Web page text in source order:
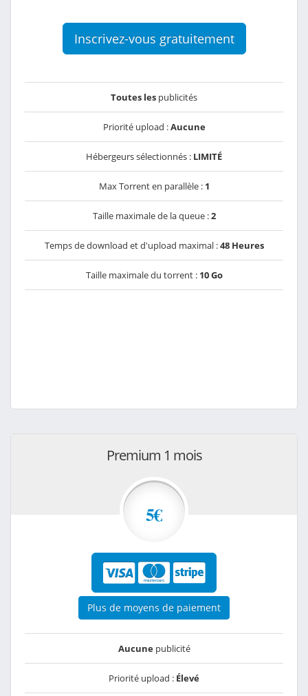
Inscrivez-vous gratuitement
Toutes les publicités
Priorité upload :Aucune
Hébergeurs sélectionnés : LIMITÉ
Max Torrent en parallèle : 1
Taille maximale de la queue :2
Temps de download et d'upload maximal :48 Heures
Taille maximale du torrent : 10 Go
Premium 1 mois
5€
Plus de moyens de paiement
Aucunepublicité
Priorité upload : Élevé